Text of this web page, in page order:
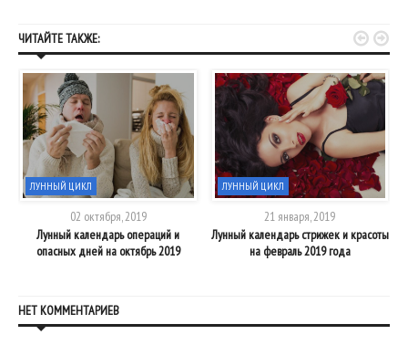
ЧИТАЙТЕ ТАКЖЕ:
ЛУННЫЙ ЦИКЛ
02 октября, 2019
Лунный календарь операций и
опасных дней на октябрь 2019
ЛУННЫЙ ЦИКЛ
21 января, 2019
Лунный календарь стрижек и красоты
на февраль 2019 года
 
НЕТ КОММЕНТАРИЕВ